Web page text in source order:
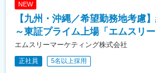
【サポート体制】
配属後は担当マネージャーが丁寧に
みや、キャリア形成の相談等、伴走
す。また知識・スキルレベルを上げ
しています。
■ジェネリック医薬品のプロモーシ
※プロジェクトの状況によっては、
ェクトが出るまで保留）となる場合
ご認識の程よろしくお願いします※
【魅力ポイント】
NEW
【九州・沖縄／希望勤務地考
～東証プライム上場「エムスリ
エムスリーマーケティング株式会社
正社員 5名以上採用